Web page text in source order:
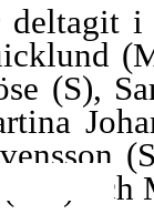
(S),
och